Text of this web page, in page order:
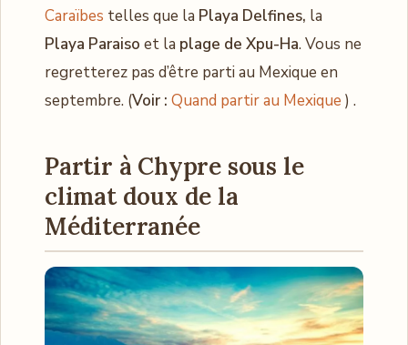
Caraïbes telles que la Playa Delfines, la
Playa Paraiso et la plage de Xpu-Ha. Vous ne
regretterez pas d’être parti au Mexique en
septembre. (Voir : Quand partir au Mexique ) .
Partir à Chypre sous le
climat doux de la
Méditerranée